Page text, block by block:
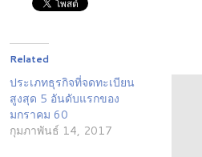
Related
ประเภทธุรกิจที่จดทะเบียน
สูงสุด 5 อันดับแรกของ
มกราคม 60
กุมภาพันธ์ 14, 2017